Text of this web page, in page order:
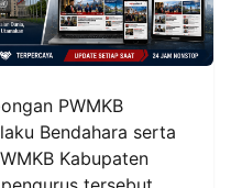
PWMKB
Bendahara serta
Kabupaten